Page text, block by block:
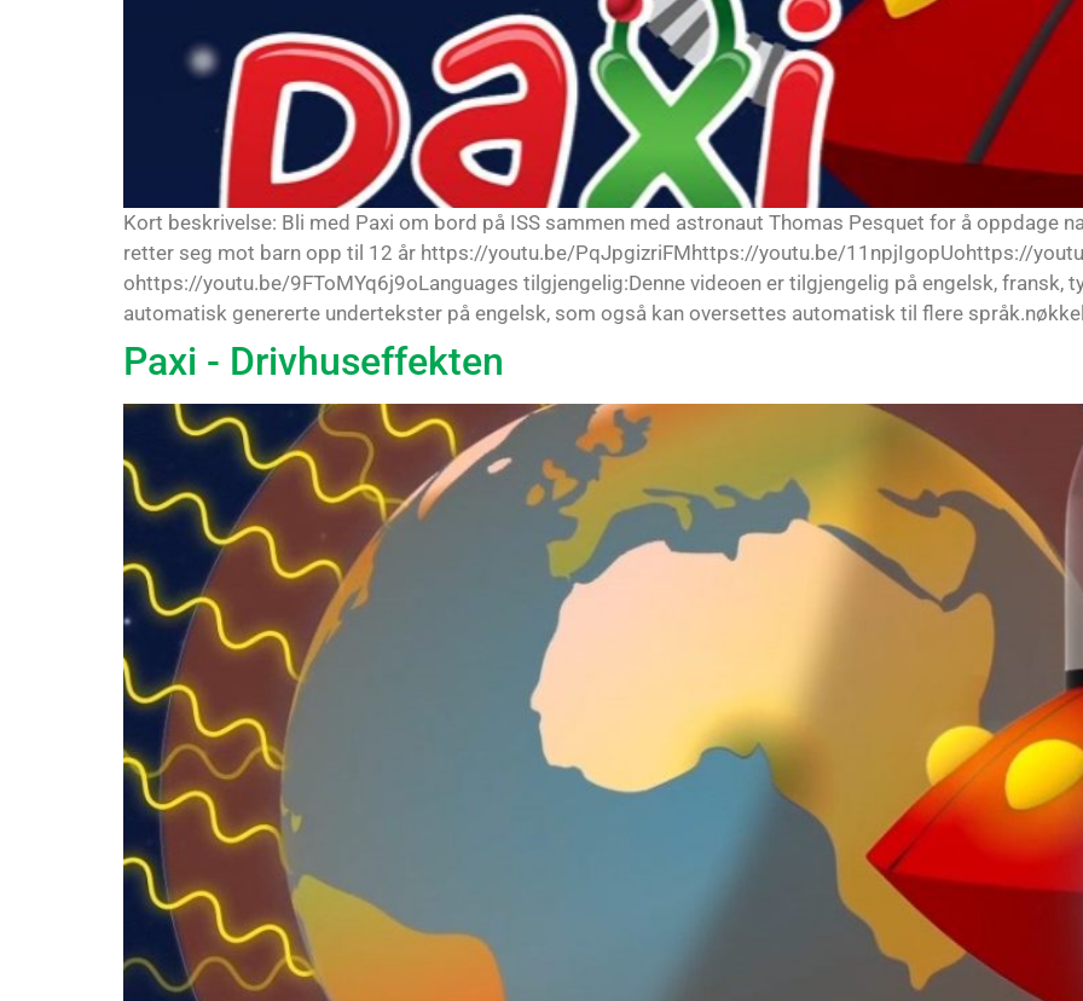
Kort beskrivelse: Bli med Paxi om bord på ISS sammen med astronaut Thomas Pesquet for å oppdage
retter seg mot barn opp til 12 år https://youtu.be/PqJpgizriFMhttps://youtu.be/11npjIgopUohttps://
ohttps://youtu.be/9FToMYq6j9oLanguages tilgjengelig:Denne videoen er tilgjengelig på engelsk, fransk,
automatisk genererte undertekster på engelsk, som også kan oversettes automatisk til flere
Paxi - Drivhuseffekten